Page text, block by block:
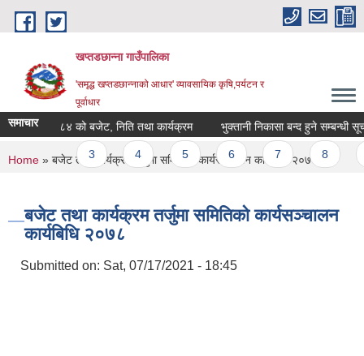
Skip to main content
खप्तडछान्ना गाउँपालिका
'समृद्ध खप्तडछान्नाको आधार' व्यावसायिक कृषि,पर्यटन र
पूर्वाधार
समाचार
२०८३|०८४ को बजेट, निति तथा कार्यक्रम भुक्तानी निकासा बन्द हुने सम्बन्धी
You are here
Home » बजेट तथा कार्यक्रम तर्जुमा समितिको कार्यसञ्चालन कार्यबिधि २०७८
बजेट तथा कार्यक्रम तर्जुमा समितिको कार्यसञ्चालन
कार्यबिधि २०७८
Submitted on: Sat, 07/17/2021 - 18:45